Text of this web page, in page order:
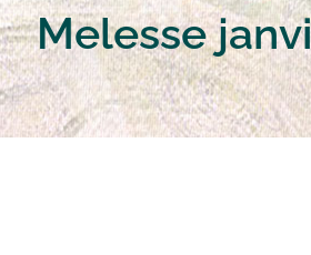
Actualités
Contact
Melesse